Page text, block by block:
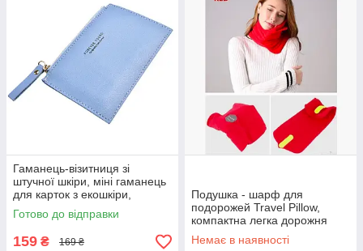
Гаманець-візитниця зі
штучної шкіри, міні гаманець
для карток з екошкіри,
кардхолдер
Готово до відправки
159 ₴ 169 ₴
Подушка - шарф для
подорожей Travel Pillow,
компактна легка дорожня
подушка, Червоний
Немає в наявності